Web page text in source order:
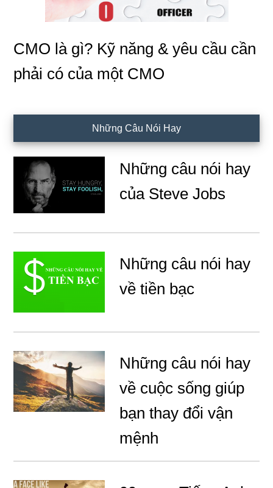
CMO là gì? Kỹ năng & yêu cầu cần
phải có của một CMO
Những Câu Nói Hay
Những câu nói hay
của Steve Jobs
Những câu nói hay
về tiền bạc
Những câu nói hay
về cuộc sống giúp
bạn thay đổi vận
mệnh